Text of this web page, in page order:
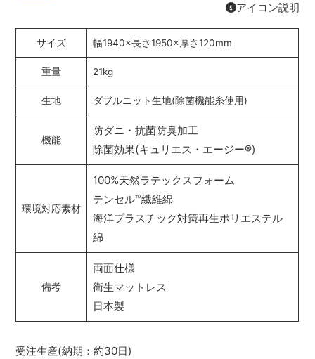
受注生産(納期：約30日)
アイコン説明
サイズ 幅1940×長さ1950×厚さ120mm
重量 21kg
生地 ダブルニット生地(除菌機能糸使用)
機能
防ダニ・抗菌防臭加工
除菌効果(キュリエス・エージー®)
環境対応素材
100%天然ラテックスフォーム
テンセル™繊維綿
海洋プラスチック対策再生ポリエステル
綿
備考
両面仕様
衛生マットレス
日本製